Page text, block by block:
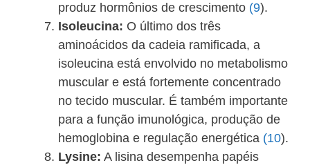
produz hormônios de crescimento (9).
Isoleucina: O último dos três
aminoácidos da cadeia ramificada, a
isoleucina está envolvido no metabolismo
muscular e está fortemente concentrado
no tecido muscular. É também importante
para a função imunológica, produção de
hemoglobina e regulação energética (10).
Lysine: A lisina desempenha papéis